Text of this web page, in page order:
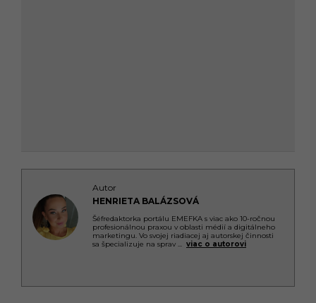
Autor
HENRIETA BALÁZSOVÁ
Šéfredaktorka portálu EMEFKA s viac ako 10-ročnou
profesionálnou praxou v oblasti médií a digitálneho
marketingu. Vo svojej riadiacej aj autorskej činnosti
sa špecializuje na sprav ... viac o autorovi